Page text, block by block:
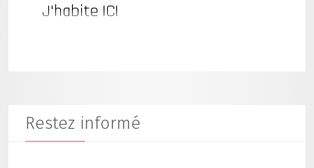
J'habite ICI
Restez informé